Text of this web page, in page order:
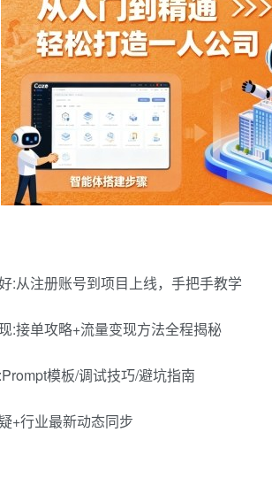
:从注册账号到项目上线，手把手教学
:接单攻略+流量变现方法全程揭秘
模板/调试技巧/避坑指南
+行业最新动态同步